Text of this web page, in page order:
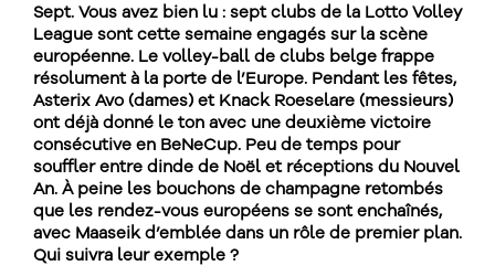
Sept. Vous avez bien lu : sept clubs de la Lotto Volley
League sont cette semaine engagés sur la scène
européenne. Le volley-ball de clubs belge frappe
résolument à la porte de l’Europe. Pendant les fêtes,
Asterix Avo (dames) et Knack Roeselare (messieurs)
ont déjà donné le ton avec une deuxième victoire
consécutive en BeNeCup. Peu de temps pour
souffler entre dinde de Noël et réceptions du Nouvel
An. À peine les bouchons de champagne retombés
que les rendez-vous européens se sont enchaînés,
avec Maaseik d’emblée dans un rôle de premier plan.
Qui suivra leur exemple ?